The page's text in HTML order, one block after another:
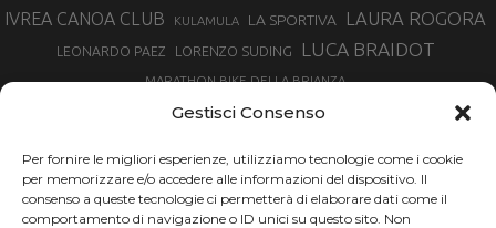
Gestisci Consenso
Per fornire le migliori esperienze, utilizziamo tecnologie come i cookie
per memorizzare e/o accedere alle informazioni del dispositivo. Il
consenso a queste tecnologie ci permetterà di elaborare dati come il
comportamento di navigazione o ID unici su questo sito. Non
IVREA CANOA CLUB KULAMULA LA SPORTIVA LAURA ROGORA
LEONARDO PAEZ LORENZO SUDING LUCA BRAIDOT
MARATHON BIKE DELLA BRIANZA
MARCO AURELIO FONTANA
MARTINO FRUET MATHIEU VAN DER POEL MATTEO TRENTIN MIKE FELDERER
MIRKO CELESTINO NIBALI
NINO SCHURTER